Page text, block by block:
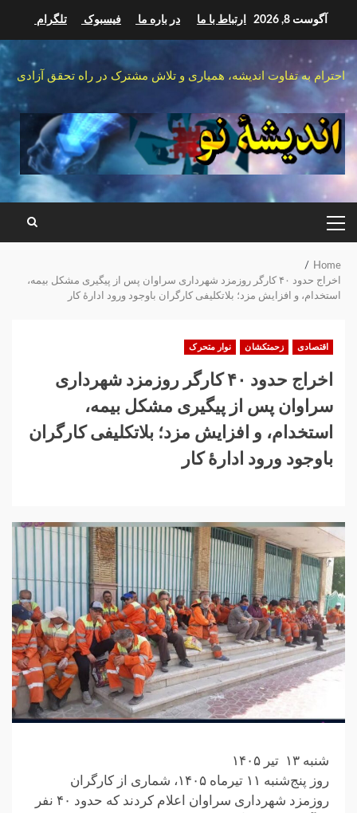
content
آگوست 8, 2026 ارتباط با ما در باره ما فیسبوک تلگرام
احترام به تفاوت اندیشه، همیاری و تلاش مشترک در راه تحقق آزادی
PRIMARY
MENU
Home
اخراج حدود ۴۰ کارگر روزمزد شهرداری سراوان پس از پیگیری مشکل بیمه،
استخدام، و افزایش مزد؛ بلاتکلیفی کارگران باوجود ورود ادارهٔ کار
اقتصادی زحمتکشان نوار متحرک
اخراج حدود ۴۰ کارگر روزمزد شهرداری
سراوان پس از پیگیری مشکل بیمه،
استخدام، و افزایش مزد؛ بلاتکلیفی کارگران
باوجود ورود ادارهٔ کار
شنبه ۱۳ تیر ۱۴۰۵
روز پنج‌شنبه ۱۱ تیرماه ۱۴۰۵، شماری از کارگران
روزمزد شهرداری سراوان اعلام کردند که حدود ۴۰ نفر